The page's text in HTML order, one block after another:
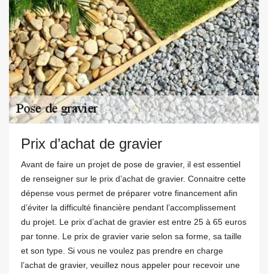
Prix d’achat de gravier
Avant de faire un projet de pose de gravier, il est essentiel
de renseigner sur le prix d’achat de gravier. Connaitre cette
dépense vous permet de préparer votre financement afin
d’éviter la difficulté financière pendant l’accomplissement
du projet. Le prix d’achat de gravier est entre 25 à 65 euros
par tonne. Le prix de gravier varie selon sa forme, sa taille
et son type. Si vous ne voulez pas prendre en charge
l’achat de gravier, veuillez nous appeler pour recevoir une